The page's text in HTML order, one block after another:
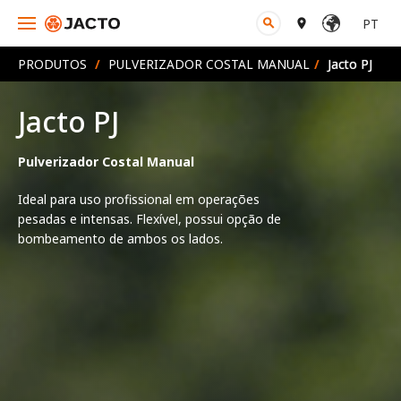
search place PT
PRODUTOS / PULVERIZADOR COSTAL MANUAL / Jacto PJ
Jacto PJ
Pulverizador Costal Manual
Ideal para uso profissional em operações
pesadas e intensas. Flexível, possui opção de
bombeamento de ambos os lados.